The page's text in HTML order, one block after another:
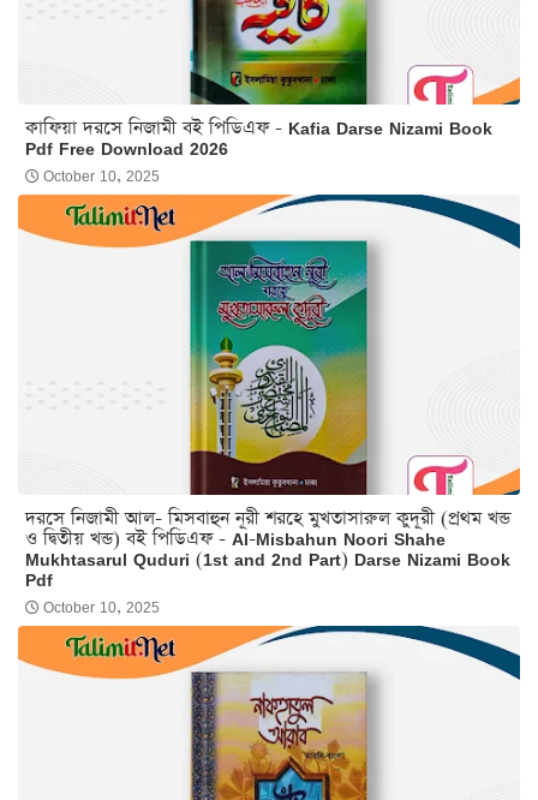
কাফিয়া দরসে নিজামী বই পিডিএফ - Kafia Darse Nizami Book
Pdf Free Download 2026
October 10, 2025
দরসে নিজামী আল- মিসবাহুন নূরী শরহে মুখতাসারুল কুদূরী (প্রথম খন্ড
ও দ্বিতীয় খন্ড) বই পিডিএফ - Al-Misbahun Noori Shahe
Mukhtasarul Quduri (1st and 2nd Part) Darse Nizami Book
Pdf
October 10, 2025